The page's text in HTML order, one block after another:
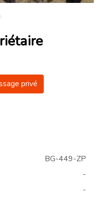
privé
BG-449-ZP
-
-